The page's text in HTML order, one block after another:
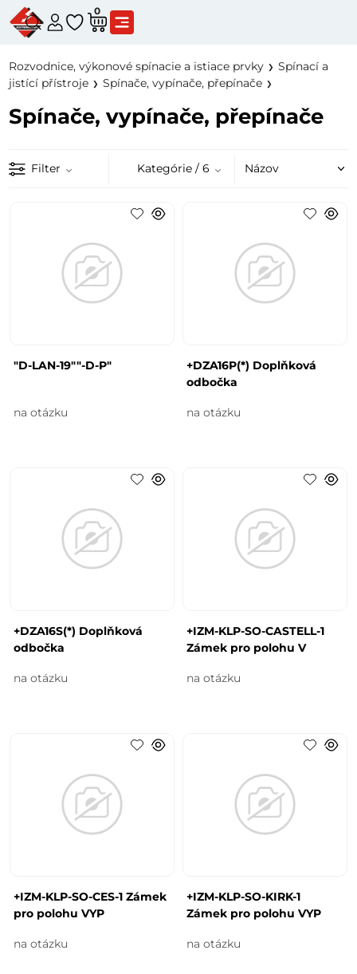
0
Rozvodnice, výkonové spínacie a istiace prvky
Spínací a
jistící přístroje
Spínače, vypínače, přepínače
Spínače, vypínače, přepínače
Filter Kategórie / 6
"D-LAN-19""-D-P"
na otázku
+DZA16P(*) Doplňková
odbočka
na otázku
+DZA16S(*) Doplňková
odbočka
na otázku
+IZM-KLP-SO-CASTELL-1
Zámek pro polohu V
na otázku
+IZM-KLP-SO-CES-1 Zámek
pro polohu VYP
na otázku
+IZM-KLP-SO-KIRK-1
Zámek pro polohu VYP
na otázku